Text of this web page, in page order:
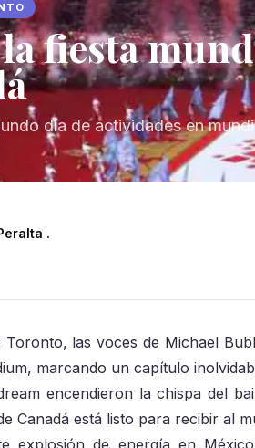
fiesta
día de actividades en
.
Toronto, las voces de Michael
marcando un capítulo
encendieron la chispa del
Canadá está listo para recibir al
explosión de energía en